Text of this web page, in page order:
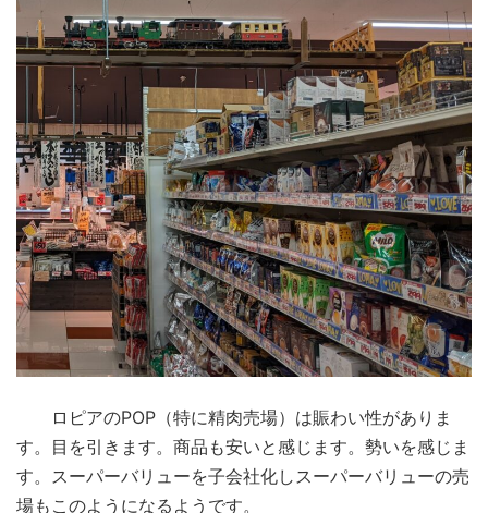
ロピアのPOP（特に精肉売場）は賑わい性がありま
す。目を引きます。商品も安いと感じます。勢いを感じま
す。スーパーバリューを子会社化しスーパーバリューの売
場もこのようになるようです。